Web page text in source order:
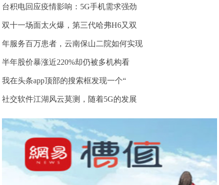
台积电回应疫情影响：5G手机需求强劲
双十一场面太火爆，第三代哈弗H6又双
年服务百万患者，云南保山二院如何实现
半年股价暴涨近220%却仍被多机构看
我在头条app顶部的搜索框发现一个“
社交软件江湖风云莫测，随着5G的发展